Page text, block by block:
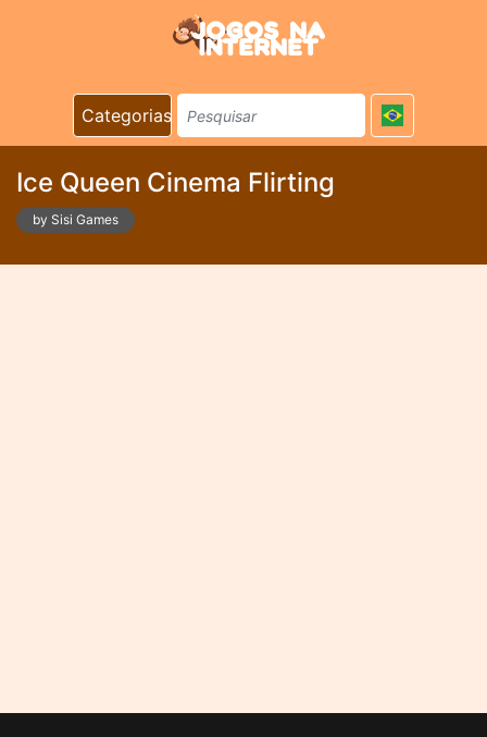
Categorias
Ice Queen Cinema Flirting
by Sisi Games